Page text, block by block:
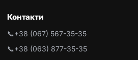
Контакти
📞+38 (067) 567-35-35
📞+38 (063) 877-35-35